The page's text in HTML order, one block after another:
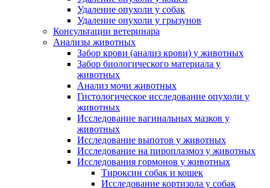
Удаление опухоли у собак
Удаление опухоли у грызунов
Консультации ветеринара
Анализы животных
Забор крови (анализ крови) у животных
Забор биологического материала у
животных
Анализ мочи животных
Гистологическое исследование опухоли у
животных
Исследование вагинальных мазков у
животных
Исследование выпотов у животных
Исследование на пироплазмоз у животных
Исследования гормонов у животных
Тироксин собак и кошек
Исследование кортизола у собак